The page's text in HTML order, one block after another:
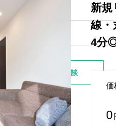
合わせ
655
個別相談
新規
線・
4分
価
0